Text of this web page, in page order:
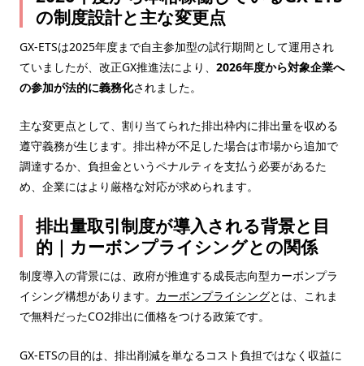
の制度設計と主な変更点
GX-ETSは2025年度まで自主参加型の試行期間として運用され
ていましたが、改正GX推進法により、 2026年度から対象企業へ
の参加が法的に義務化されました。
主な変更点として、割り当てられた排出枠内に排出量を収める
遵守義務が生じます。排出枠が不足した場合は市場から追加で
調達するか、負担金というペナルティを支払う必要があるた
め、企業にはより厳格な対応が求められます。
排出量取引制度が導入される背景と目
的｜カーボンプライシングとの関係
制度導入の背景には、政府が推進する成長志向型カーボンプラ
イシング構想があります。 カーボンプライシングとは、これま
で無料だったCO2排出に価格をつける政策です。
GX-ETSの目的は、排出削減を単なるコスト負担ではなく収益に